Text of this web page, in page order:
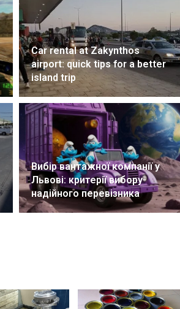
Car rental at Zakynthos
airport: quick tips for a better
island trip
Вибір вантажної компанії у
Львові: критерії вибору
надійного перевізника